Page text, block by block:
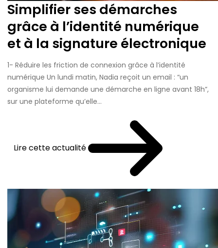
Simplifier ses démarches
grâce à l’identité numérique
et à la signature électronique
1- Réduire les friction de connexion grâce à l’identité
numérique Un lundi matin, Nadia reçoit un email : “un
organisme lui demande une démarche en ligne avant 18h”,
sur une plateforme qu’elle...
Lire cette actualité